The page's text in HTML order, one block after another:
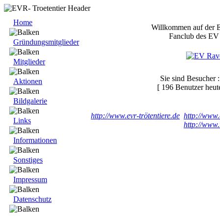
Home
Gründungsmitglieder
Mitglieder
Aktionen
Bildgalerie
Links
Informationen
Sonstiges
Impressum
Datenschutz
Willkommen auf der
Fanclub des
Sie sind Besucher
[ 196 Benutzer
http://www.evr-trötentiere.de http://
http://